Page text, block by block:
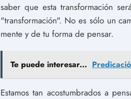
saber que esta transformación
"transformación". No es sólo un
mente y de tu forma de pensar.
Te puede interesar...
Estamos tan acostumbrados a